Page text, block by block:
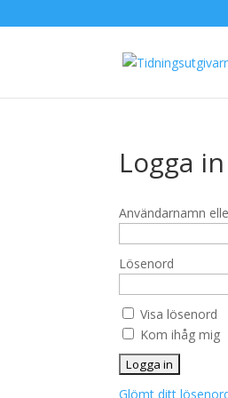
Logga
Användarnamn
Lösenord
Visa lösenord
Kom ihåg mig
Glömt ditt